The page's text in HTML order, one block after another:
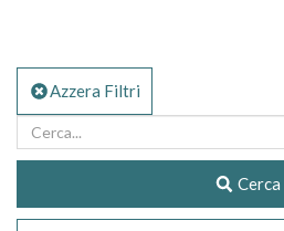
Azzera Filtri
Cerca